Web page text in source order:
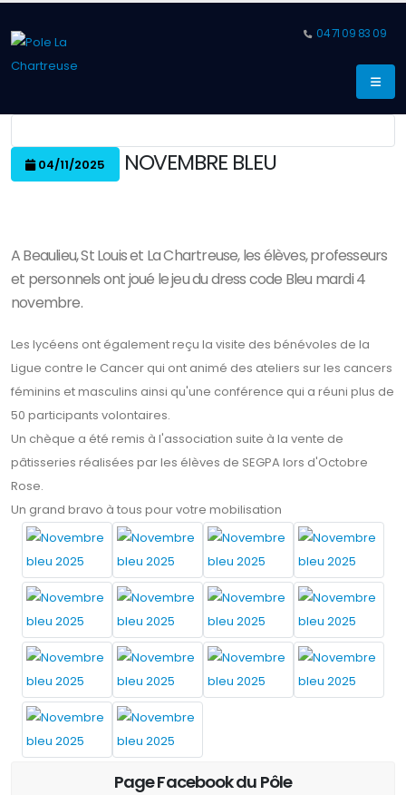
04 71 09 83 09
04/11/2025 NOVEMBRE BLEU
A Beaulieu, St Louis et La Chartreuse, les élèves, professeurs
et personnels ont joué le jeu du dress code Bleu mardi 4
novembre.
Les lycéens ont également reçu la visite des bénévoles de la
Ligue contre le Cancer qui ont animé des ateliers sur les cancers
féminins et masculins ainsi qu'une conférence qui a réuni plus de
50 participants volontaires.
Un chèque a été remis à l'association suite à la vente de
pâtisseries réalisées par les élèves de SEGPA lors d'Octobre
Rose.
Un grand bravo à tous pour votre mobilisation
Page Facebook du Pôle